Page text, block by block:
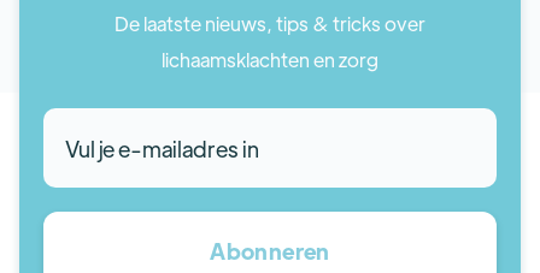
De laatste nieuws, tips & tricks over
lichaamsklachten en zorg